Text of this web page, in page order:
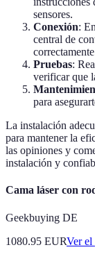
sensores.
Conexión:
central de
Pruebas:
verificar que
para
La instalación
para mantener la
las opiniones y
instalación y
Cama láser con
Geekbuying DE
1080.95 EURVer el